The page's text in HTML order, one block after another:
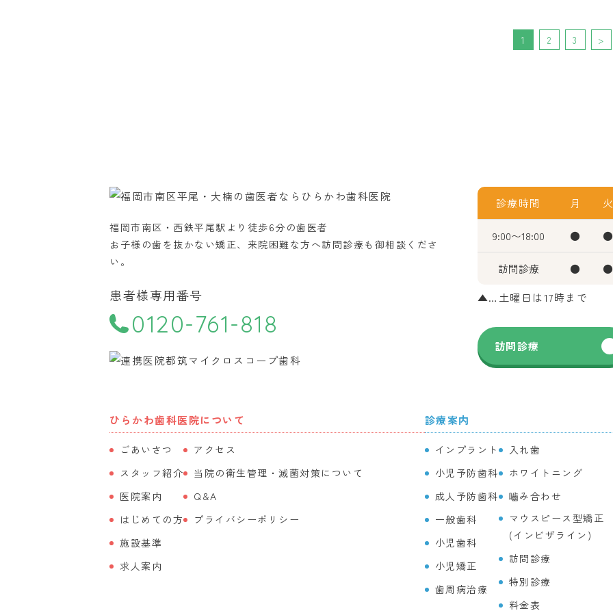
1 2 3 >
福岡市南区・西鉄平尾駅より徒歩6分の歯医者
お子様の歯を抜かない矯正、来院困難な方へ訪問診療も御相談くださ
い。
患者様専用番号
0120-761-818
診療時間 月 火
9:00〜18:00 ● ●
訪問診療 ● ●
▲…土曜日は17時まで
訪問診療
ひらかわ歯科医院について
ごあいさつ
スタッフ紹介
医院案内
はじめての方
施設基準
求人案内
アクセス
当院の衛生管理・滅菌対策について
Q&A
プライバシーポリシー
診療案内
インプラント
小児予防歯科
成人予防歯科
一般歯科
小児歯科
小児矯正
歯周病治療
入れ歯
ホワイトニング
嚙み合わせ
マウスピース型矯正
(インビザライン)
訪問診療
特別診療
料金表